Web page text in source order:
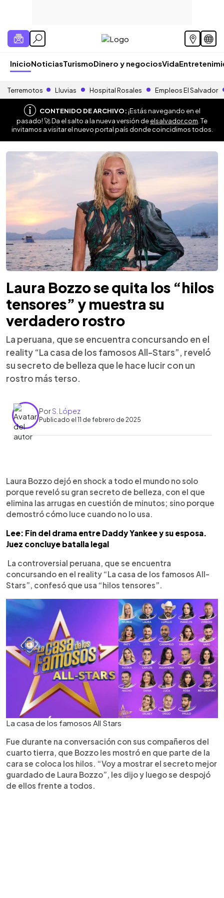
InicioNoticiasTurismoDinero y negociosVida
Terremotos Lluvias Hospital Rosales Empleos El Salvador
CONTENIDO DE ARCHIVO:¡Estás navegando en el
pasado! 🚀 Da el salto a la nueva versión deelsalvador.com . Te
invitamos a visitar el nuevo portal país donde coincidimos todos.
Laura Bozzo se quita los “hilos
tensores” y muestra su
verdadero rostro
La peruana, que se encuentra concursando en el
reality “La casa de los famosos All-Stars”, reveló
su secreto de belleza que le hace lucir con un
rostro más terso.
PorS. López
Publicado el 11 de febrero de 2025
► Escuchar artículo
Laura Bozzo dejó en shock a todo el mundo no solo
porque reveló su gran secreto de belleza, con el que
elimina las arrugas en cuestión de minutos; sino porque
demostró cómo luce cuando no lo usa.
Lee: Fin del drama entre Daddy Yankee y su esposa.
Juez concluye batalla legal
La controversial peruana, que se encuentra
concursando en el reality “La casa de los famosos All-
Stars”, confesó que usa “hilos tensores”.
La casa de los famosos All Stars
Fue durante na conversación con sus compañeros del
cuarto tierra, que Bozzo les mostró en que parte de la
cara se coloca los hilos. “Voy a mostrar el secreto mejor
guardado de Laura Bozzo”, les dijo y luego se despojó
de ellos frente a todos.